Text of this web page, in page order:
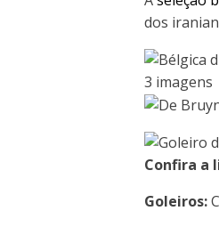
dos
3 imagens
Confira a
Goleiros: